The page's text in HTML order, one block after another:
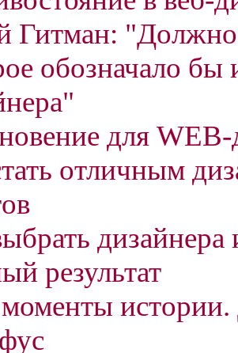
"Должно
обозначало
для WEB-
отличным
дизайнера
результат